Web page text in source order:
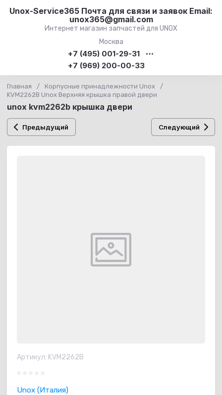
Unox-Service365 Почта для связи и заявок Email:
unox365@gmail.com
Интернет магазин запчастей для UNOX
Москва
+7 (495) 001-29-31
+7 (969) 200-00-33
Главная / Корпусные принадлежности Unox
/
KVM2262B Unox Верхняя крышка правой двери
unox kvm2262b крышка двери
Предыдущий Следующий
Артикул: KVM2262B
Unox (Италия)